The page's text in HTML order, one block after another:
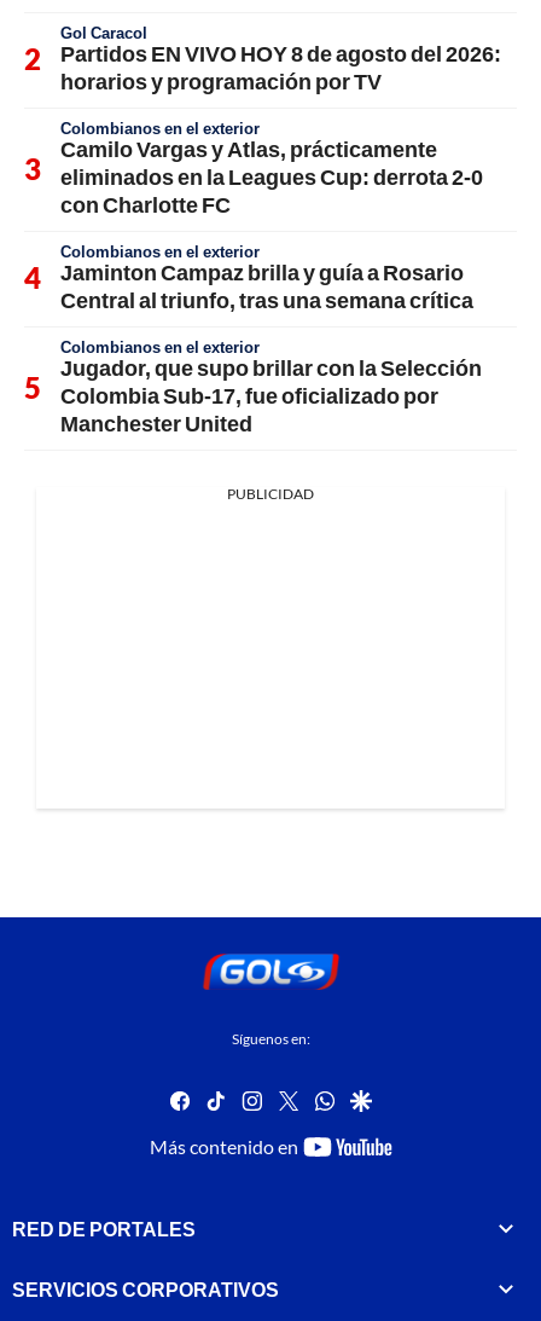
Gol Caracol
Partidos EN VIVO HOY 8 de agosto del 2026:
horarios y programación por TV
Colombianos en el exterior
Camilo Vargas y Atlas, prácticamente
eliminados en la Leagues Cup: derrota 2-0
con Charlotte FC
Colombianos en el exterior
Jaminton Campaz brilla y guía a Rosario
Central al triunfo, tras una semana crítica
Colombianos en el exterior
Jugador, que supo brillar con la Selección
Colombia Sub-17, fue oficializado por
Manchester United
PUBLICIDAD
Síguenos en:
facebook
tiktok instagram
twitterwhatsapp
google
Más contenido en
youtube-
RED DE PORTALES
SERVICIOS CORPORATIVOS